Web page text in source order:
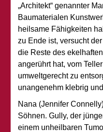
„Architekt“ genannter
Baumaterialen
heilsame Fähigkeiten
zu Ende ist, versucht
die Reste des
angerührt hat, vom
umweltgerecht zu
unangenehm klebrig
Nana (Jennifer
Söhnen. Gully, der
einem unheilbaren